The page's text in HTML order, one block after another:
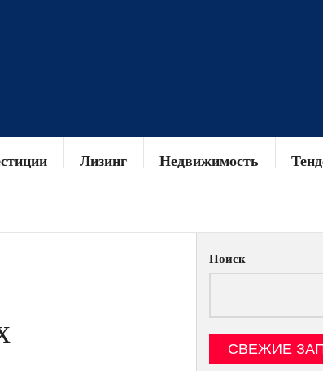
Лизинг Недвижимость
Поиск
СВЕЖИЕ